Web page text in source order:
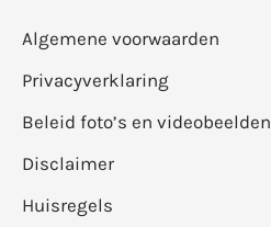
Algemene voorwaarden
Privacyverklaring
Beleid foto’s en videobeelden
Disclaimer
Huisregels